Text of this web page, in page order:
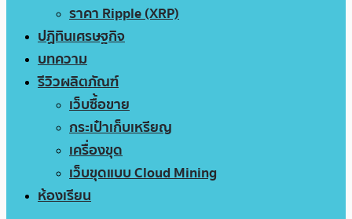
ราคา Ripple (XRP)
ปฏิทินเศรษฐกิจ
บทความ
รีวิวผลิตภัณฑ์
เว็บซื้อขาย
กระเป๋าเก็บเหรียญ
เครื่องขุด
เว็บขุดแบบ Cloud Mining
ห้องเรียน